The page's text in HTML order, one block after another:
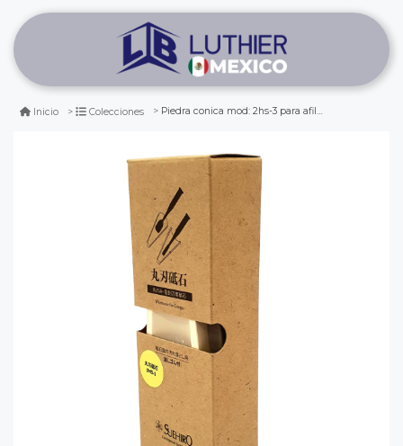
Inicio Colecciones Piedra conica mod: 2hs-3 para afilado de gubias. grano 4000